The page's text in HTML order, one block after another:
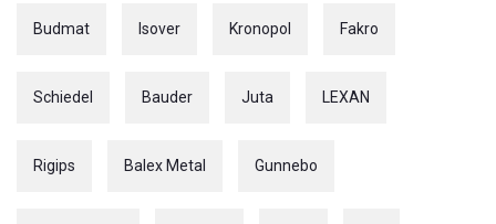
Budmat Isover Kronopol Fakro
Schiedel Bauder Juta LEXAN
Rigips Balex Metal Gunnebo